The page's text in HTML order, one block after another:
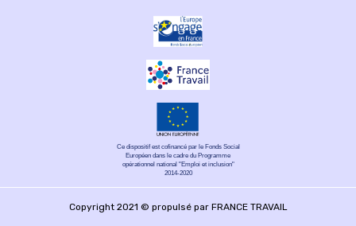
Ce dispositif est cofinancé par le Fonds Social
Européen dans le cadre du Programme
opérationnel national "Emploi et inclusion"
2014-2020
Copyright 2021 © propulsé par FRANCE TRAVAIL